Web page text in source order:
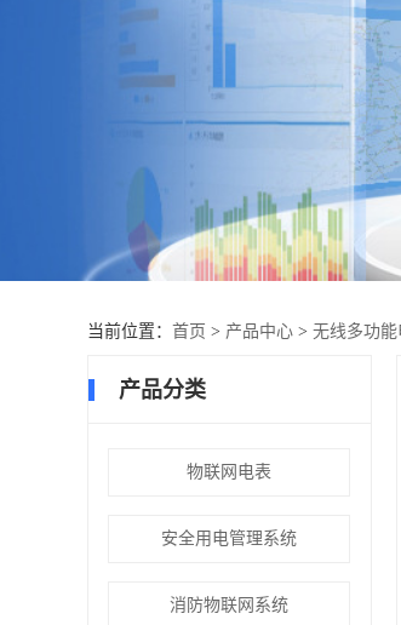
当前位置： 首页 > 产品中心 > 无线多功能
产品分类
物联网电表
安全用电管理系统
消防物联网系统